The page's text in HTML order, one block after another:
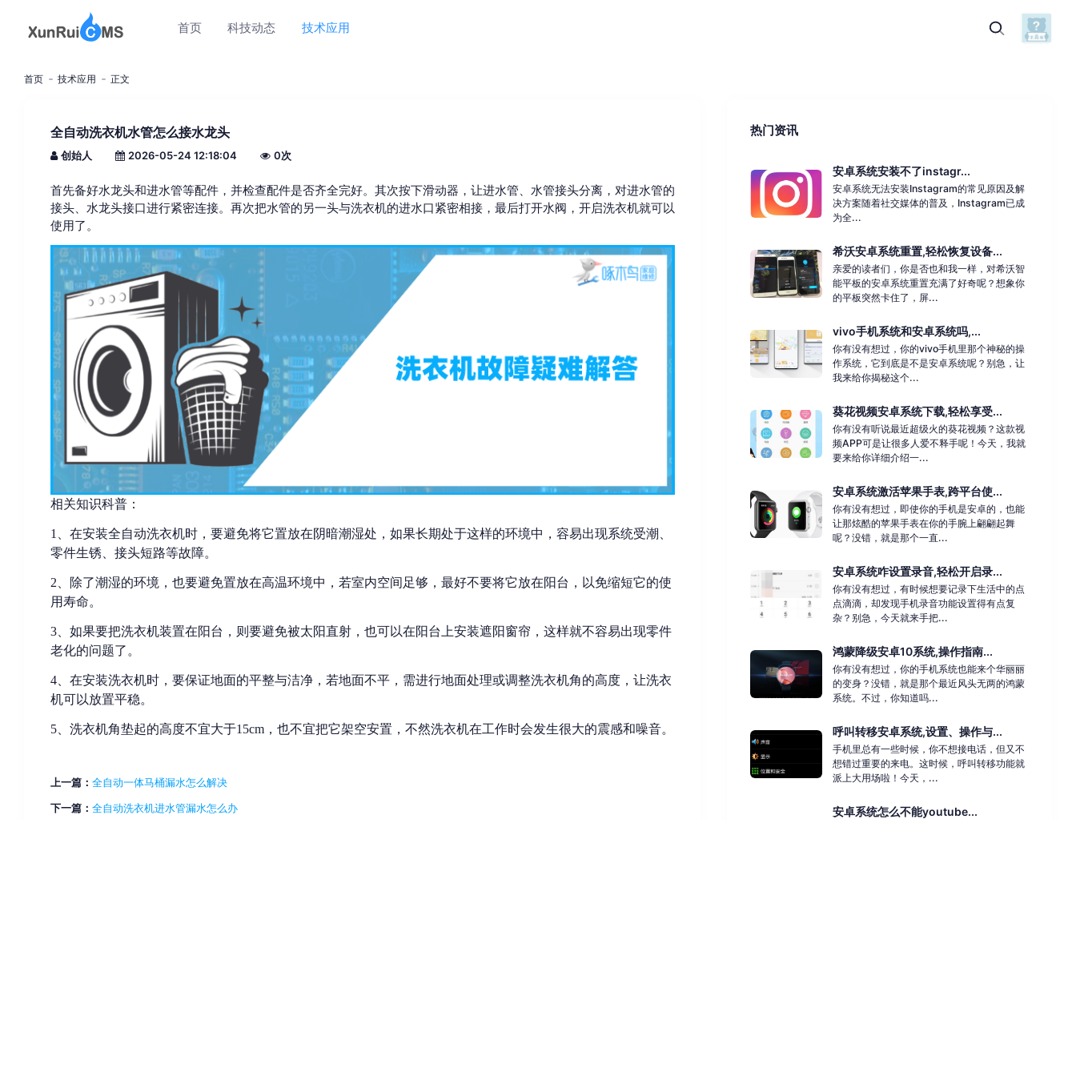
首页 科技动态 技术应用
首页 技术应用 正文
全自动洗衣机水管怎么接水龙头
创始人 2026-05-24 12:18:04 0次
首先备好水龙头和进水管等配件，并检查配件是否齐全完好。其次按下滑动器，让进水管、水管接头分离，对进水管的
接头、水龙头接口进行紧密连接。再次把水管的另一头与洗衣机的进水口紧密相接，最后打开水阀，开启洗衣机就可以
使用了。
相关知识科普：
1、在安装全自动洗衣机时，要避免将它置放在阴暗潮湿处，如果长期处于这样的环境中，容易出现系统受潮、
零件生锈、接头短路等故障。
2、除了潮湿的环境，也要避免置放在高温环境中，若室内空间足够，最好不要将它放在阳台，以免缩短它的使
用寿命。
3、如果要把洗衣机装置在阳台，则要避免被太阳直射，也可以在阳台上安装遮阳窗帘，这样就不容易出现零件
老化的问题了。
4、在安装洗衣机时，要保证地面的平整与洁净，若地面不平，需进行地面处理或调整洗衣机角的高度，让洗衣
机可以放置平稳。
5、洗衣机角垫起的高度不宜大于15cm，也不宜把它架空安置，不然洗衣机在工作时会发生很大的震感和噪音。
上一篇： 全自动一体马桶漏水怎么解决
下一篇： 全自动洗衣机进水管漏水怎么办
热门资讯
安卓系统安装不了instagr...
安卓系统无法安装Instagram的常见原因及解
决方案随着社交媒体的普及，Instagram已成
为全...
希沃安卓系统重置,轻松恢复设备...
亲爱的读者们，你是否也和我一样，对希沃智
能平板的安卓系统重置充满了好奇呢？想象你
的平板突然卡住了，屏...
vivo手机系统和安卓系统吗,...
你有没有想过，你的vivo手机里那个神秘的操
作系统，它到底是不是安卓系统呢？别急，让
我来给你揭秘这个...
葵花视频安卓系统下载,轻松享受...
你有没有听说最近超级火的葵花视频？这款视
频APP可是让很多人爱不释手呢！今天，我就
要来给你详细介绍一...
安卓系统激活苹果手表,跨平台使...
你有没有想过，即使你的手机是安卓的，也能
让那炫酷的苹果手表在你的手腕上翩翩起舞
呢？没错，就是那个一直...
安卓系统咋设置录音,轻松开启录...
你有没有想过，有时候想要记录下生活中的点
点滴滴，却发现手机录音功能设置得有点复
杂？别急，今天就来手把...
鸿蒙降级安卓10系统,操作指南...
你有没有想过，你的手机系统也能来个华丽丽
的变身？没错，就是那个最近风头无两的鸿蒙
系统。不过，你知道吗...
呼叫转移安卓系统,设置、操作与...
手机里总有一些时候，你不想接电话，但又不
想错过重要的来电。这时候，呼叫转移功能就
派上大用场啦！今天，...
安卓系统怎么不能youtube...